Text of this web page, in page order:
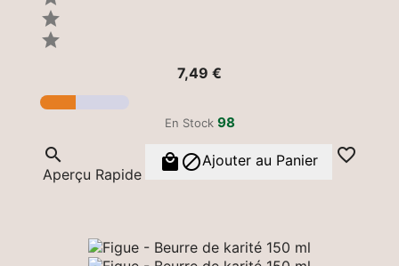


7,49 €
En Stock 98

Aperçu Rapide
 Ajouter au Panier 